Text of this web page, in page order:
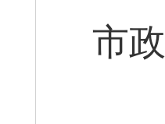
市